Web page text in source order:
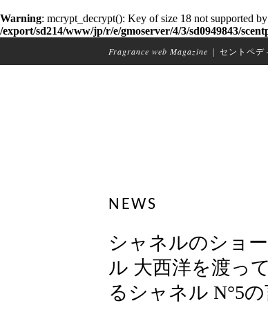
Warning: mcrypt_decrypt(): Key of size 18 not supported
/export/sd214/www/jp/r/e/gmoserver/4/3/sd0949843/
Fragrance web Magazine セントペデ
NEWS
シャネルのショ
ル 大西洋を渡っ
るシャネル N°5